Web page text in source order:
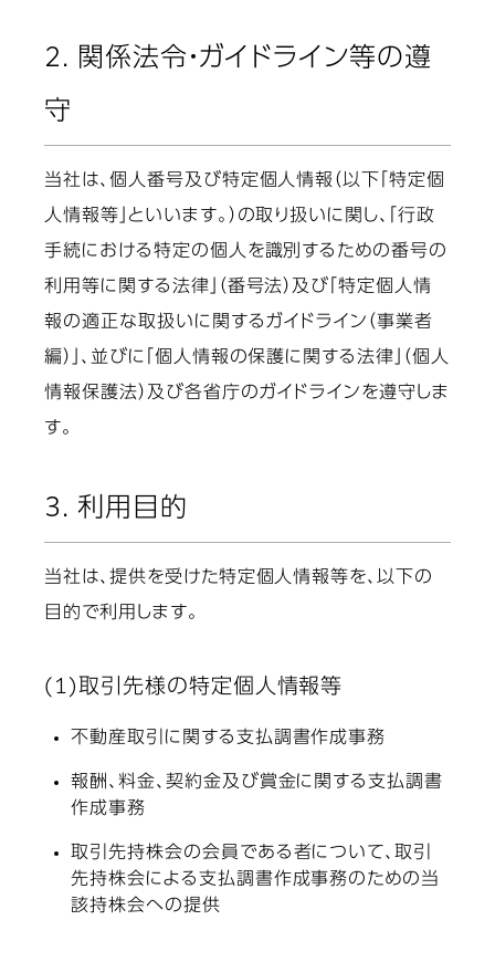
2. 関係法令・ガイドライン等の遵
守
当社は、個人番号及び特定個人情報（以下「特定個
人情報等」といいます。）の取り扱いに関し、「行政
手続における特定の個人を識別するための番号の
利用等に関する法律」（番号法）及び「特定個人情
報の適正な取扱いに関するガイドライン（事業者
編）」、並びに「個人情報の保護に関する法律」（個人
情報保護法）及び各省庁のガイドラインを遵守しま
す。
3. 利用目的
当社は、提供を受けた特定個人情報等を、以下の
目的で利用します。
(1)取引先様の特定個人情報等
不動産取引に関する支払調書作成事務
報酬、料金、契約金及び賞金に関する支払調書
作成事務
取引先持株会の会員である者について、取引
先持株会による支払調書作成事務のための当
該持株会への提供